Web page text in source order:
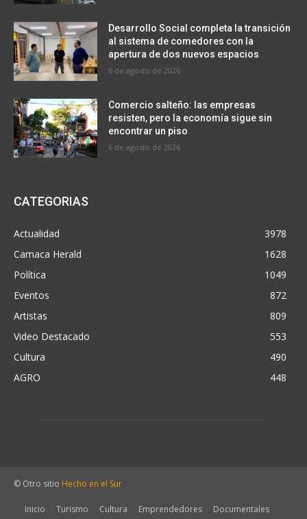
Desarrollo Social completa la transición
al sistema de comedores con la
apertura de dos nuevos espacios
6 de agosto de 2026
Comercio salteño: las empresas
resisten, pero la economía sigue sin
encontrar un piso
6 de agosto de 2026
CATEGORIAS
Actualidad
3978
Camaca Herald
1628
Política
1049
Eventos
872
Artistas
809
Video Destacado
553
Cultura
490
AGRO
448
© Otro sitio Hecho en el Sur
Inicio Turismo Cultura Emprendedores
Documentales